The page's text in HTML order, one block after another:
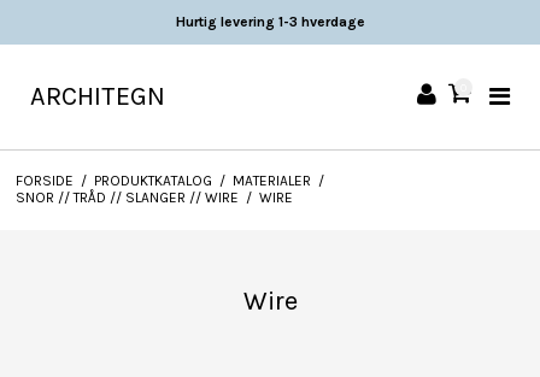
Hurtig levering 1-3 hverdage
ARCHITEGN
FORSIDE / PRODUKTKATALOG / MATERIALER /
SNOR // TRÅD // SLANGER // WIRE / WIRE
Wire